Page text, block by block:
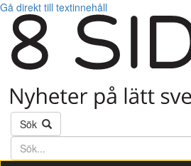
Gå direkt till textinnehåll
Sök
Söktext